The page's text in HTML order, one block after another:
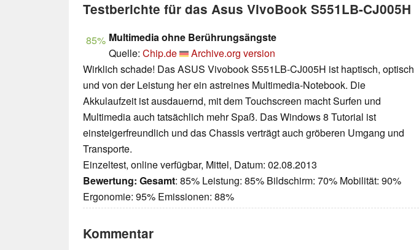
Testberichte für das Asus VivoBook S551LB-CJ005H
85% Multimedia ohne Berührungsängste
Quelle: Chip.de
Archive.org version
Wirklich schade! Das ASUS Vivobook S551LB-CJ005H ist haptisch, optisch
und von der Leistung her ein astreines Multimedia-Notebook. Die
Akkulaufzeit ist ausdauernd, mit dem Touchscreen macht Surfen und
Multimedia auch tatsächlich mehr Spaß. Das Windows 8 Tutorial ist
einsteigerfreundlich und das Chassis verträgt auch gröberen Umgang und
Transporte.
Einzeltest, online verfügbar, Mittel, Datum: 02.08.2013
Bewertung: Gesamt: 85% Leistung: 85% Bildschirm: 70% Mobilität: 90%
Ergonomie: 95% Emissionen: 88%
Kommentar